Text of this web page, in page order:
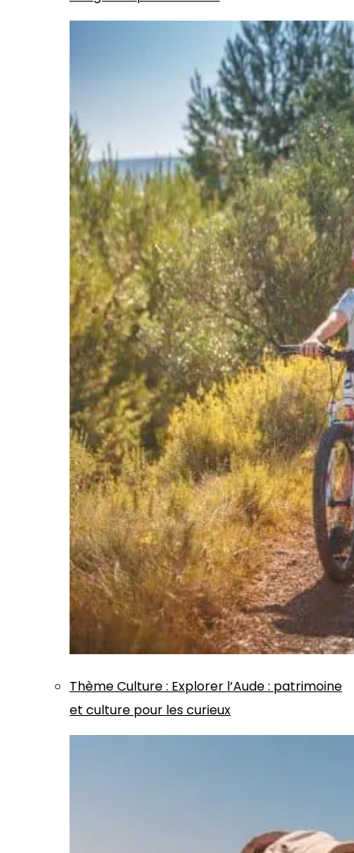
ThèmeCulture: Explorer l’Aude : patrimoine
et culture pour les curieux